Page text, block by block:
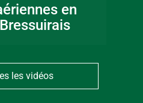
en
les vidéos